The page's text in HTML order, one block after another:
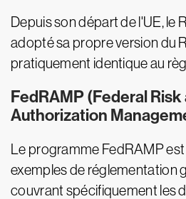
Depuis son départ de l'UE, le
adopté sa propre version du
pratiquement identique au
FedRAMP (Federal Risk
Authorization
Le programme FedRAMP
exemples de réglementation
couvrant spécifiquement les